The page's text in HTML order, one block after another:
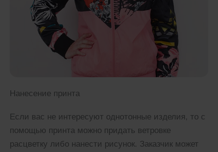
Нанесение принта
Если вас не интересуют однотонные изделия, то с
помощью принта можно придать ветровке
расцветку либо нанести рисунок. Заказчик может